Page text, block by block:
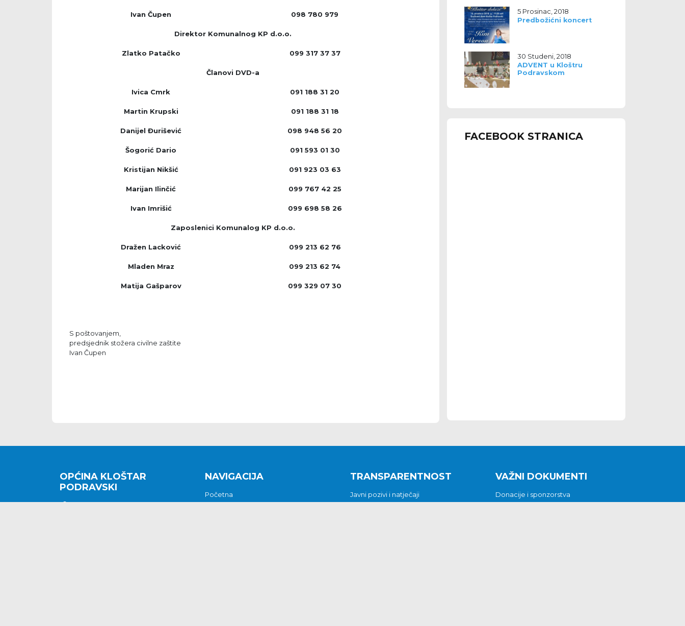
Ivan Čupen 098 780 979
Direktor Komunalnog KP d.o.o.
Zlatko Patačko 099 317 37 37
Članovi DVD-a
Ivica Cmrk 091 188 31 20
Martin Krupski 091 188 31 18
Danijel Đurišević 098 948 56 20
Šogorić Dario 091 593 01 30
Kristijan Nikšić 091 923 03 63
Marijan Ilinčić 099 767 42 25
Ivan Imrišić 099 698 58 26
Zaposlenici Komunalog KP d.o.o.
Dražen Lacković 099 213 62 76
Mladen Mraz 099 213 62 74
Matija Gašparov 099 329 07 30
S poštovanjem,
predsjednik stožera civilne zaštite
Ivan Čupen
5 Prosinac, 2018
Predbožićni koncert
30 Studeni, 2018
ADVENT u Kloštru
Podravskom
FACEBOOK STRANICA
OPĆINA KLOŠTAR
PODRAVSKI
NAVIGACIJA
Početna
TRANSPARENTNOST
Javni pozivi i natječaji
VAŽNI DOKUMENTI
Donacije i sponzorstva